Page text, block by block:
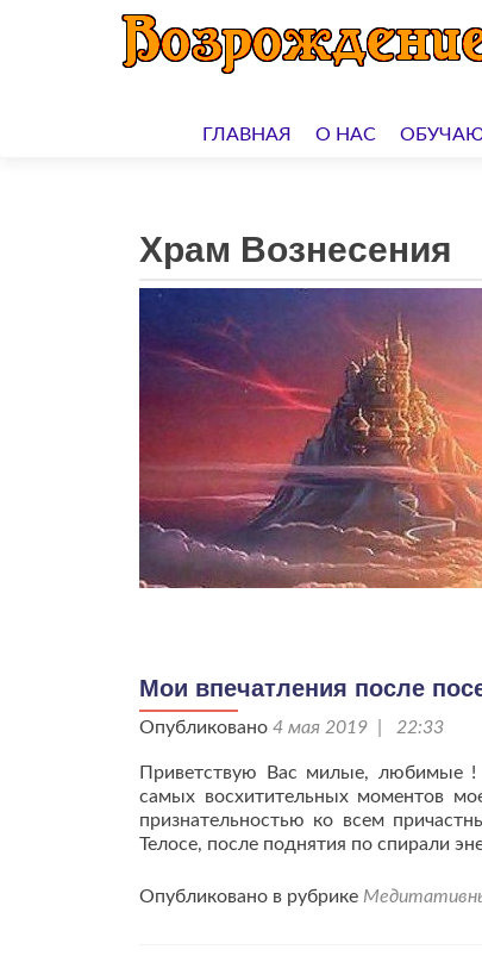
кГЛАВНАЯ О НАС
Храм Вознесения
Мои впечатления после
Опубликовано 4 мая 2019 | 22:33
Приветствую Вас милые, любимые
самых восхитительных моментов
признательностью ко всем
Телосе, после поднятия по спирали
Опубликовано в рубрике